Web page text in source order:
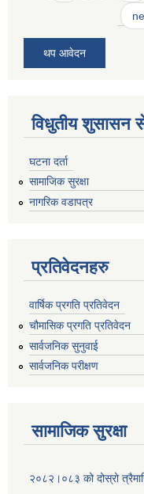
थप आवेदन
विधुतीय शुसासन
घटना दर्ता
सामाजिक सुरक्षा
नागरिक वडापत्र
प्रतिवेदनहरु
वार्षिक प्रगति प्रतिवेदन
चौमासिक प्रगति प्रतिवेदन
सार्वजनिक सुनुवाई
सार्वजनिक परीक्षण
सामाजिक सुरक्षा
२०८२।०८३ को दोस्रो